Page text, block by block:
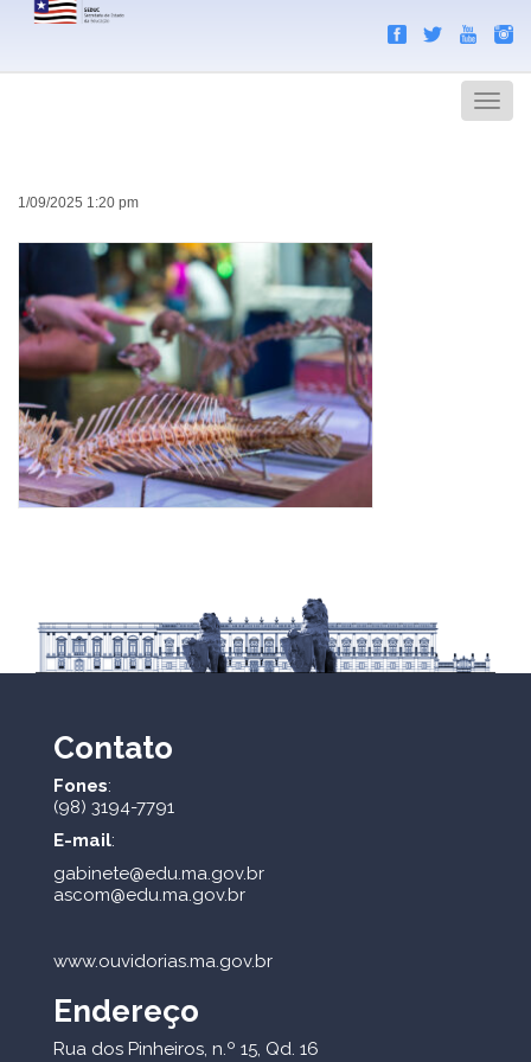
Menu
1/09/2025 1:20 pm
Contato
Fones:
(98) 3194-7791
E-mail:
gabinete@edu.ma.gov.br
ascom@edu.ma.gov.br
www.ouvidorias.ma.gov.br
Endereço
Rua dos Pinheiros, n.º 15, Qd. 16